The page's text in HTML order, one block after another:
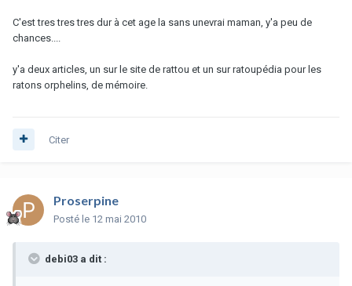
C'est tres tres tres dur à cet age la sans unevrai maman, y'a peu de
chances....
y'a deux articles, un sur le site de rattou et un sur ratoupédia pour les
ratons orphelins, de mémoire.
Citer
Proserpine
Posté le 12 mai 2010
debi03 a dit :